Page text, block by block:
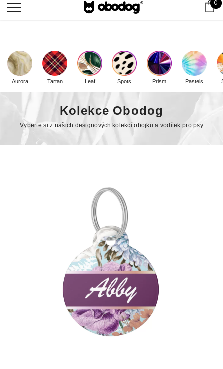
Doprava zdarma od2000
00
Aurora Tartan Leaf Spots Prism Pastels
Kolekce Obodog
Vyberte si z našich designových kolekcí obojků a vodítek pro psy